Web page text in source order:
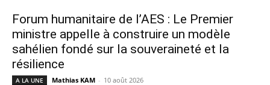
Forum humanitaire de l’AES : Le Premier
ministre appelle à construire un modèle
sahélien fondé sur la souveraineté et la
résilience
A LA UNE Mathias KAM - 10 août 2026